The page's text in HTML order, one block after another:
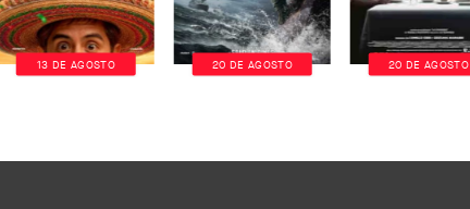
13 DE AGOSTO 20 DE AGOSTO 20 DE AGOSTO